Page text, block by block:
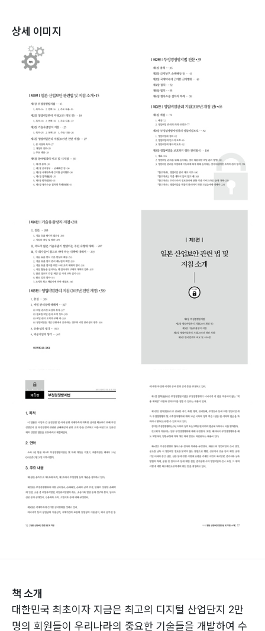
상세 이미지
책 소개
대한민국 최초이자 지금은 최고의 디지털 산업단지 2만
명의 회원들이 우리나라의 중요한 기술들을 개발하여 수